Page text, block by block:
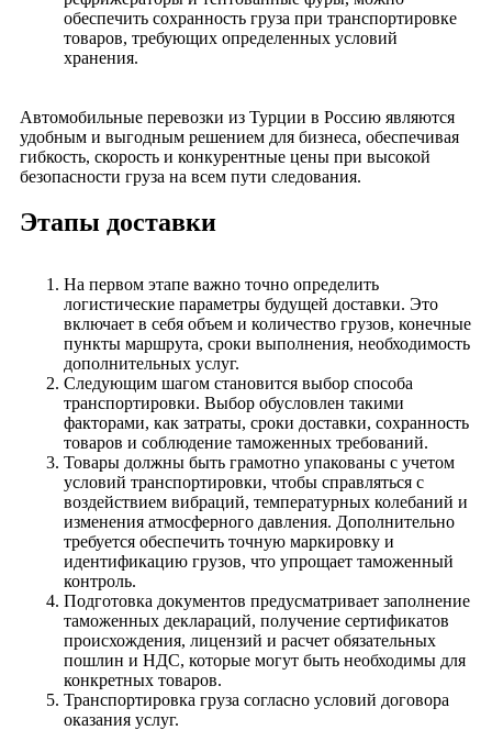
обеспечить сохранность груза при транспортировке
товаров, требующих определенных условий
хранения.
Автомобильные перевозки из Турции в Россию являются
удобным и выгодным решением для бизнеса, обеспечивая
гибкость, скорость и конкурентные цены при высокой
безопасности груза на всем пути следования.
Этапы доставки
На первом этапе важно точно определить
логистические параметры будущей доставки. Это
включает в себя объем и количество грузов, конечные
пункты маршрута, сроки выполнения, необходимость
дополнительных услуг.
Следующим шагом становится выбор способа
транспортировки. Выбор обусловлен такими
факторами, как затраты, сроки доставки, сохранность
товаров и соблюдение таможенных требований.
Товары должны быть грамотно упакованы с учетом
условий транспортировки, чтобы справляться с
воздействием вибраций, температурных колебаний и
изменения атмосферного давления. Дополнительно
требуется обеспечить точную маркировку и
идентификацию грузов, что упрощает таможенный
контроль.
Подготовка документов предусматривает заполнение
таможенных деклараций, получение сертификатов
происхождения, лицензий и расчет обязательных
пошлин и НДС, которые могут быть необходимы для
конкретных товаров.
Транспортировка груза согласно условий договора
оказания услуг.